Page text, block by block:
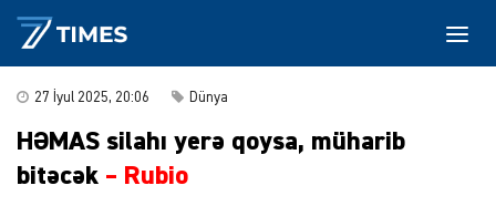
27 İyul 2025, 20:06 Dünya
HƏMAS silahı yerə qoysa, müharib
bitəcək – Rubio